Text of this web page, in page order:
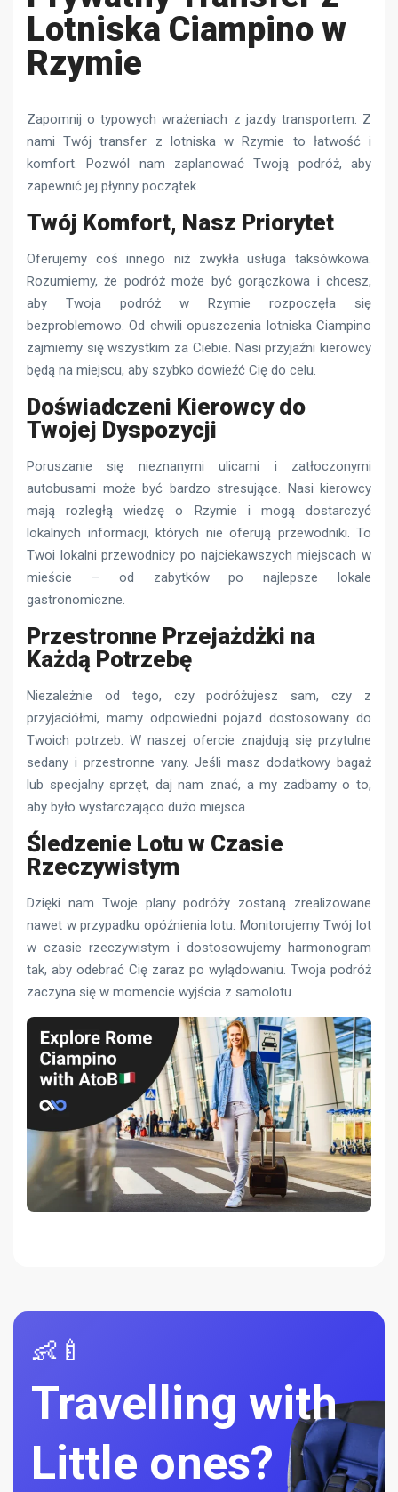
Lotniska Ciampino w
Rzymie
Zapomnij o typowych wrażeniach z jazdy transportem. Z
nami Twój transfer z lotniska w Rzymie to łatwość i
komfort. Pozwól nam zaplanować Twoją podróż, aby
zapewnić jej płynny początek.
Twój Komfort, Nasz Priorytet
Oferujemy coś innego niż zwykła usługa taksówkowa.
Rozumiemy, że podróż może być gorączkowa i chcesz,
aby Twoja podróż w Rzymie rozpoczęła się
bezproblemowo. Od chwili opuszczenia lotniska Ciampino
zajmiemy się wszystkim za Ciebie. Nasi przyjaźni kierowcy
będą na miejscu, aby szybko dowieźć Cię do celu.
Doświadczeni Kierowcy do
Twojej Dyspozycji
Poruszanie się nieznanymi ulicami i zatłoczonymi
autobusami może być bardzo stresujące. Nasi kierowcy
mają rozległą wiedzę o Rzymie i mogą dostarczyć
lokalnych informacji, których nie oferują przewodniki. To
Twoi lokalni przewodnicy po najciekawszych miejscach w
mieście – od zabytków po najlepsze lokale
gastronomiczne.
Przestronne Przejażdżki na
Każdą Potrzebę
Niezależnie od tego, czy podróżujesz sam, czy z
przyjaciółmi, mamy odpowiedni pojazd dostosowany do
Twoich potrzeb. W naszej ofercie znajdują się przytulne
sedany i przestronne vany. Jeśli masz dodatkowy bagaż
lub specjalny sprzęt, daj nam znać, a my zadbamy o to,
aby było wystarczająco dużo miejsca.
Śledzenie Lotu w Czasie
Rzeczywistym
Dzięki nam Twoje plany podróży zostaną zrealizowane
nawet w przypadku opóźnienia lotu. Monitorujemy Twój lot
w czasie rzeczywistym i dostosowujemy harmonogram
tak, aby odebrać Cię zaraz po wylądowaniu. Twoja podróż
zaczyna się w momencie wyjścia z samolotu.
👶🍼
Travelling with
Little ones?